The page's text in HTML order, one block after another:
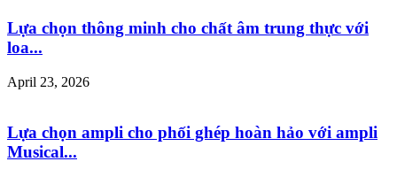
Lựa chọn thông minh cho chất âm trung thực với
loa...
April 23, 2026
Lựa chọn ampli cho phối ghép hoàn hảo với ampli
Musical...